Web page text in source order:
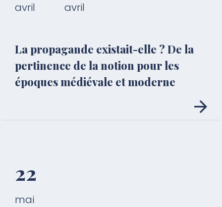
avril avril
La propagande existait-elle ? De la
pertinence de la notion pour les
époques médiévale et moderne
22
mai